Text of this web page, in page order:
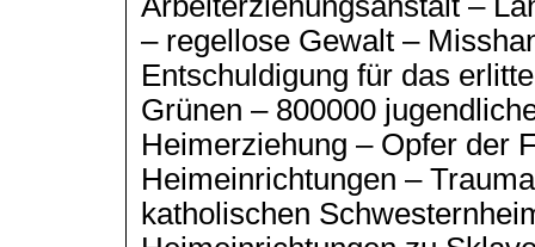
– regellose Gewalt –
Entschuldigung für das
Grünen – 800000
Heimerziehung – Opfer der
Heimeinrichtungen –
katholischen